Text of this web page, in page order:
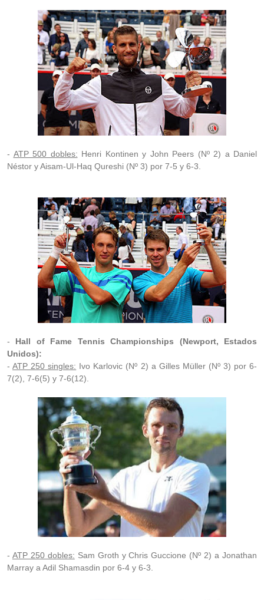
- ATP 500 dobles: Henri Kontinen y John Peers (Nº 2) a Daniel
Néstor y Aisam-Ul-Haq Qureshi (Nº 3) por 7-5 y 6-3.
- Hall of Fame Tennis Championships (Newport, Estados
Unidos):
-ATP 250 singles: Ivo Karlovic (Nº 2) a Gilles Müller (Nº 3) por 6-
7(2), 7-6(5) y 7-6(12).
- ATP 250 dobles: Sam Groth y Chris Guccione (Nº 2) a Jonathan
Marray a Adil Shamasdin por 6-4 y 6-3.